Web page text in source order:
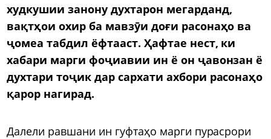
худкушии занону духтарон мегарданд,
вақтҳои охир ба мавзӯи доғи расонаҳо ва
ҷомеа табдил ёфтааст. Ҳафтае нест, ки
хабари марги фоҷиавии ин ё он ҷавонзан ё
духтари тоҷик дар сархати ахбори расонаҳо
қарор нагирад.
Далели равшани ин гуфтаҳо марги пурасрори